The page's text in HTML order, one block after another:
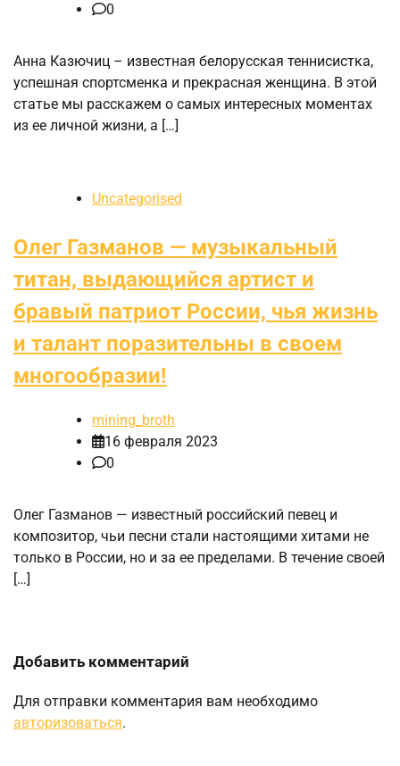
0
Анна Казючиц – известная белорусская теннисистка,
успешная спортсменка и прекрасная женщина. В этой
статье мы расскажем о самых интересных моментах
из ее личной жизни, а […]
Uncategorised
Олег Газманов — музыкальный
титан, выдающийся артист и
бравый патриот России, чья жизнь
и талант поразительны в своем
многообразии!
mining_broth
16 февраля 2023
0
Олег Газманов — известный российский певец и
композитор, чьи песни стали настоящими хитами не
только в России, но и за ее пределами. В течение своей
[…]
Добавить комментарий
Для отправки комментария вам необходимо
авторизоваться.